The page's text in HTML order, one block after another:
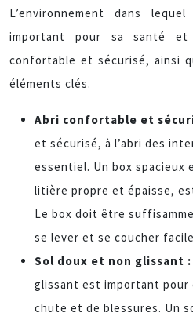
L’environnement dans
important pour sa santé
confortable et sécurisé, ainsi
éléments clés.
Abri confortable et
et sécurisé, à l’abri des
essentiel. Un box spacieux
litière propre et épaisse,
Le box doit être
se lever et se coucher
Sol doux et non glissant :
glissant est important pour
chute et de blessures. Un